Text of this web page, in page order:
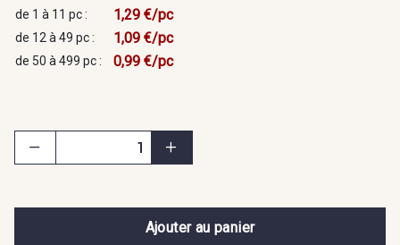
de 1 à 11 pc :
1,29 €/pc
de 12 à 49 pc : 1,09 €/pc
de 50 à 499 pc : 0,99 €/pc
Ajouter au panier